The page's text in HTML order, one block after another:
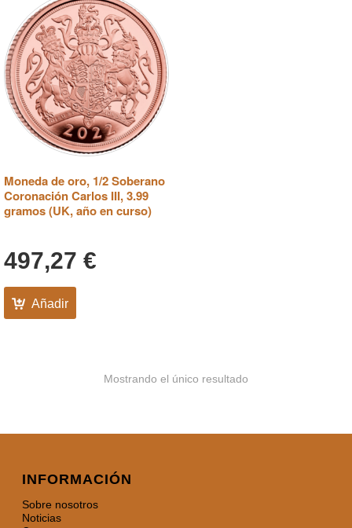
Moneda de oro, 1/2 Soberano
Coronación Carlos III, 3.99
gramos (UK, año en curso)
497,27 €
Añadir
Mostrando el único resultado
INFORMACIÓN
Sobre nosotros
Noticias